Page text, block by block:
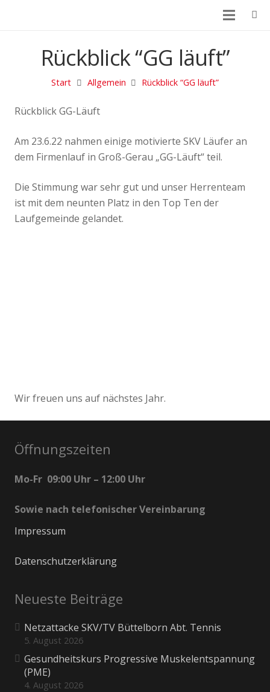
Rückblick “GG läuft”
Start Allgemein Rückblick “GG läuft”
Rückblick GG-Läuft
Am 23.6.22 nahmen einige motivierte SKV Läufer an
dem Firmenlauf in Groß-Gerau „GG-Läuft“ teil.
Die Stimmung war sehr gut und unser Herrenteam
ist mit dem neunten Platz in den Top Ten der
Laufgemeinde gelandet.
Wir freuen uns auf nächstes Jahr.
Öffnungszeiten
Mo-Fr 09:00 Uhr – 12:00 Uhr
Sowie nach telefonischer Vereinbarung
Impressum
Datenschutzerklärung
Neueste Beiträge
Netzattacke SKV/TV Büttelborn Abt. Tennis
5. August 2026
Gesundheitskurs Progressive Muskelentspannung
(PME)
4. August 2026